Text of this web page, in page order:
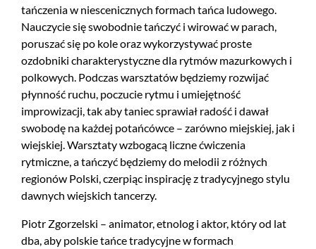
tańczenia w niescenicznych formach tańca ludowego.
Nauczycie się swobodnie tańczyć i wirować w parach,
poruszać się po kole oraz wykorzystywać proste
ozdobniki charakterystyczne dla rytmów mazurkowych i
polkowych. Podczas warsztatów będziemy rozwijać
płynność ruchu, poczucie rytmu i umiejętność
improwizacji, tak aby taniec sprawiał radość i dawał
swobodę na każdej potańcówce – zarówno miejskiej, jak i
wiejskiej. Warsztaty wzbogacą liczne ćwiczenia
rytmiczne, a tańczyć będziemy do melodii z różnych
regionów Polski, czerpiąc inspirację z tradycyjnego stylu
dawnych wiejskich tancerzy.
Piotr Zgorzelski – animator, etnolog i aktor, który od lat
dba, aby polskie tańce tradycyjne w formach